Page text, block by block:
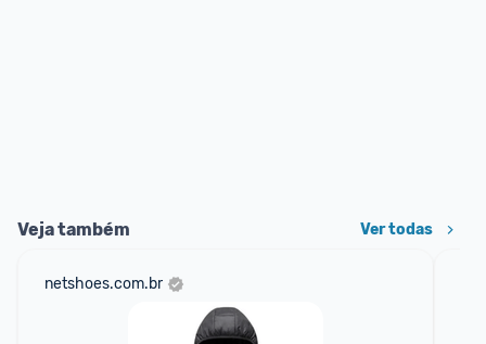
Veja também Ver todas
netshoes.com.br